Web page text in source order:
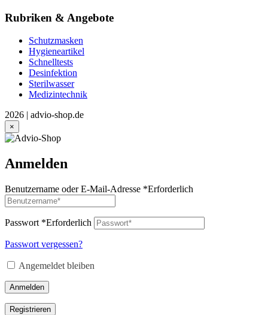
Rubriken & Angebote
Schutzmasken
Hygieneartikel
Schnelltests
Desinfektion
Sterilwasser
Medizintechnik
2026 | advio-shop.de
×
Anmelden
Benutzername oder E-Mail-Adresse *Erforderlich
Passwort *Erforderlich
Passwort vergessen?
Angemeldet bleiben
Anmelden
Registrieren